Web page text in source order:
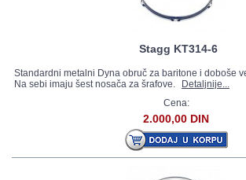
Stagg KT314-6
Standardni metalni Dyna obruč za baritone i doboše
Na sebi imaju šest nosača za šrafove.
Detaljnije...
Cena:
2.000,00 DIN